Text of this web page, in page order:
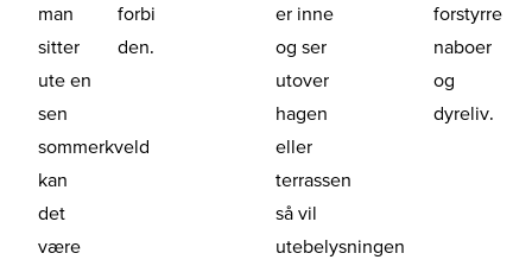
man
sitter
ute en
sen
sommerkveld
kan
det
være
forbi
den.
er inne
og ser
utover
hagen
eller
terrassen
så vil
utebelysningen
forstyrre
naboer
og
dyreliv.